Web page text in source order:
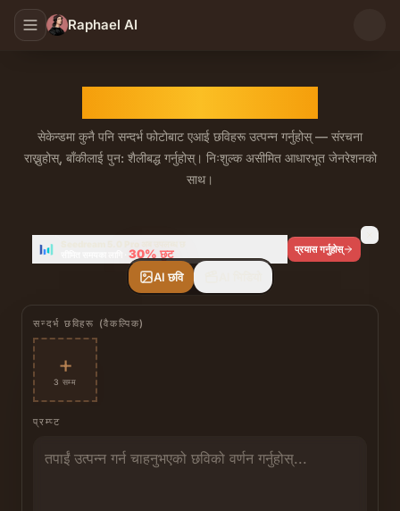
Raphael AI
सेकेन्डमा कुनै पनि सन्दर्भ फोटोबाट एआई छविहरू उत्पन्न गर्नुहोस् — संरचना
राख्नुहोस्, बाँकीलाई पुन: शैलीबद्ध गर्नुहोस्। निःशुल्क असीमित आधारभूत जेनरेशनको
साथ।
AI छवि
सन्दर्भ छविहरू (वैकल्पिक)
+
3 सम्म
प्रम्प्ट
30% छुट प्रयास गर्नुहोस्